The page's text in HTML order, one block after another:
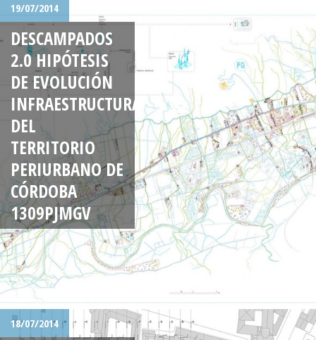
19/07/2014
DESCAMPADOS
2.0 HIPÓTESIS
DE EVOLUCIÓN
INFRAESTRUCTURAL
DEL
TERRITORIO
PERIURBANO DE
CÓRDOBA
1309PJMGV
18/07/2014